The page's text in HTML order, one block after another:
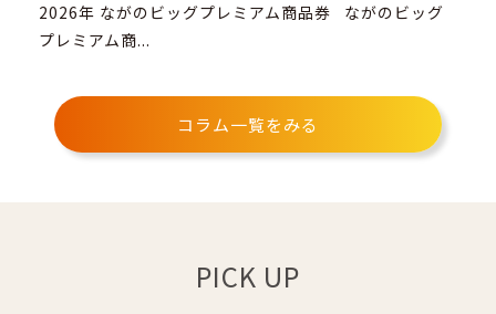
2026年 ながのビッグプレミアム商品券 ながのビッグ
プレミアム商...
コラム一覧をみる
PICK UP